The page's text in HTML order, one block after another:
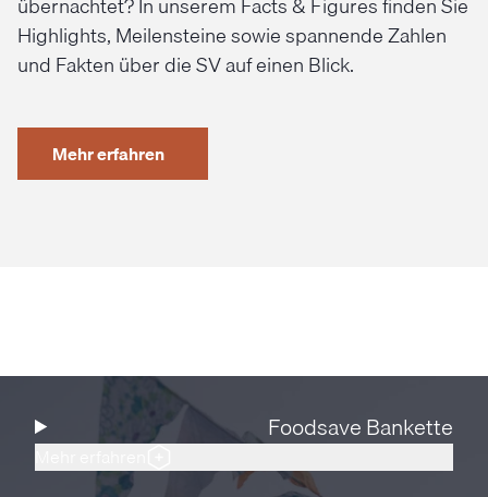
Highlights, Meilensteine sowie spannende Zahlen
und Fakten über die SV auf einen Blick.
Mehr erfahren
Foodsave Bankette